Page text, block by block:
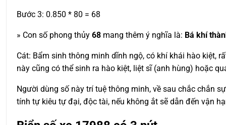
Bước 3: 0.850 * 80 = 68
» Con số phong thủy 68 mang thêm ý nghĩa là: Bá khí
Cát: Bẩm sinh thông minh dĩnh ngộ, có khí khái hào kiệt,
này cũng có thể sinh ra hào kiệt, liệt sĩ (anh hùng) hoặc
Người dùng số này trí tuệ thông minh, về sau chắc chắn
tính tự kiêu tự đại, độc tài, nếu không ắt sẽ dẫn đến vận